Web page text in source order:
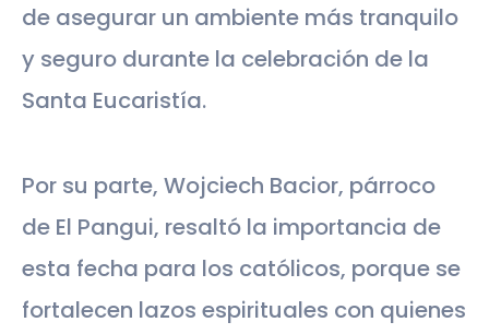
de asegurar un ambiente más tranquilo
y seguro durante la celebración de la
Santa Eucaristía.
Por su parte, Wojciech Bacior, párroco
de El Pangui, resaltó la importancia de
esta fecha para los católicos, porque se
fortalecen lazos espirituales con quienes